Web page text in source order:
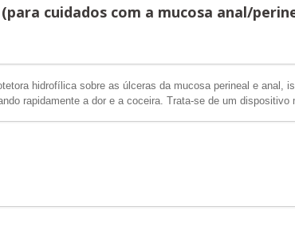
cuidados com a mucosa anal/
hidrofílica sobre as úlceras da mucosa perineal e anal,
rapidamente a dor e a coceira. Trata-se de um dispositivo